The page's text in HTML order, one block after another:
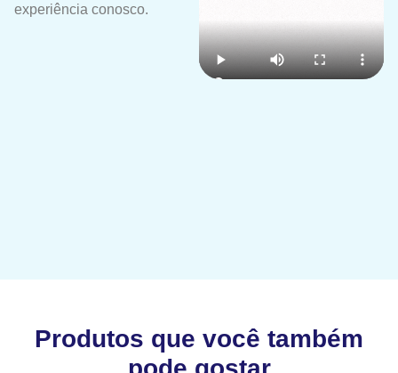
experiência conosco.
Produtos que você também